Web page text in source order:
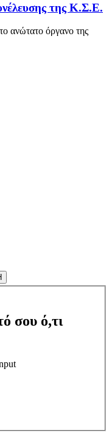
της Κ.Σ.Ε.
ανώτατο όργανο της
σου ό,τι